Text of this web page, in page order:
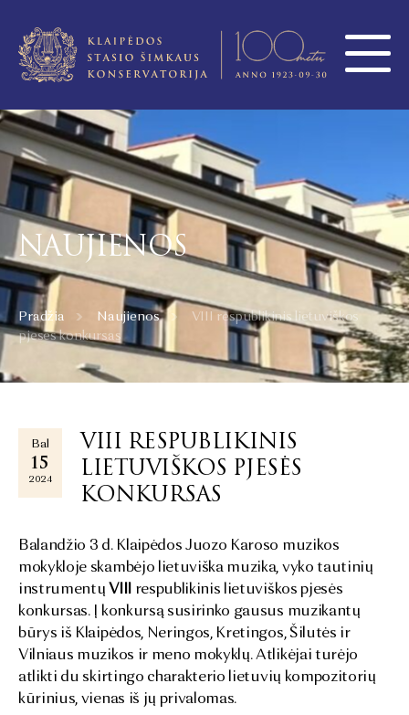
NAUJIENOS
Pradžia Naujienos
VIII respublikinis lietuviškos
pjesės konkursas
Bal
15
2024
VIII RESPUBLIKINIS
LIETUVIŠKOS PJESĖS
KONKURSAS
Balandžio 3 d. Klaipėdos Juozo Karoso muzikos
mokykloje skambėjo lietuviška muzika, vyko tautinių
instrumentų VIII
respublikinis lietuviškos pjesės
konkursas. Į konkursą susirinko gausus muzikantų
būrys iš Klaipėdos, Neringos, Kretingos, Šilutės ir
Vilniaus muzikos ir meno mokyklų. Atlikėjai turėjo
atlikti du skirtingo charakterio lietuvių kompozitorių
kūrinius, vienas iš jų privalomas.